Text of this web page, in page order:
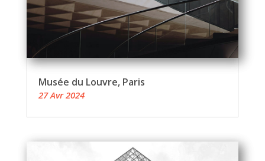
Musée du Louvre, Paris
27 Avr 2024